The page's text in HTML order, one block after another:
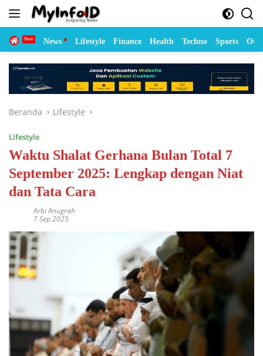
Langsung
Home News Lifestyle Finance Health Techno Sports
Beranda Lifestyle
Lifestyle
Waktu Shalat Gerhana Bulan Total 7
September 2025: Lengkap dengan Niat
dan Tata Cara
Arbi Anugrah
7 Sep 2025